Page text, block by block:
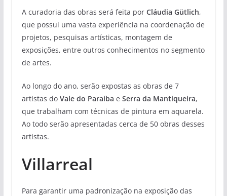
A curadoria das obras será feita porCláudia Gütlich,
que possui uma vasta experiência na coordenação de
projetos, pesquisas artísticas, montagem de
exposições, entre outros conhecimentos no segmento
de artes.
Ao longo do ano, serão expostas as obras de 7
artistas do Vale do Paraíba e Serra da Mantiqueira,
que trabalham com técnicas de pintura em aquarela.
Ao todo serão apresentadas cerca de 50 obras desses
artistas.
Villarreal
Para garantir uma padronização na exposição das